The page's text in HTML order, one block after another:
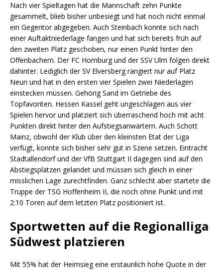
Nach vier Spieltagen hat die Mannschaft zehn Punkte
gesammelt, blieb bisher unbesiegt und hat noch nicht einmal
ein Gegentor abgegeben. Auch Steinbach konnte sich nach
einer Auftaktniederlage fangen und hat sich bereits früh auf
den zweiten Platz geschoben, nur einen Punkt hinter den
Offenbachern. Der FC Homburg und der SSV Ulm folgen direkt
dahinter. Lediglich der SV Elversberg rangiert nur auf Platz
Neun und hat in den ersten vier Spielen zwei Niederlagen
einstecken müssen. Gehörig Sand im Getriebe des
Topfavoriten. Hessen Kassel geht ungeschlagen aus vier
Spielen hervor und platziert sich überraschend hoch mit acht
Punkten direkt hinter den Aufstiegsanwärtern. Auch Schott
Mainz, obwohl der Klub über den kleinsten Etat der Liga
verfügt, konnte sich bisher sehr gut in Szene setzen. Eintracht
Stadtallendorf und der VfB Stuttgart II dagegen sind auf den
Abstiegsplätzen gelandet und müssen sich gleich in einer
misslichen Lage zurechtfinden. Ganz schlecht aber startete die
Truppe der TSG Hoffenheim II, die noch ohne Punkt und mit
2:10 Toren auf dem letzten Platz positioniert ist.
Sportwetten auf die Regionalliga
Südwest platzieren
Mit 55% hat der Heimsieg eine erstaunlich hohe Quote in der